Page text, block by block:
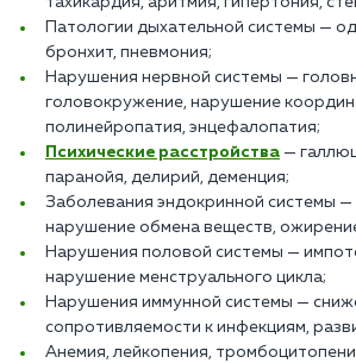
Патологии дыхательной системы —
бронхит, пневмония;
Нарушения нервной системы —
головокружение, нарушение
полинейропатия, энцефалопатия;
Психические расстройства —
паранойя, делирий, деменция;
Заболевания эндокринной системы —
нарушение обмена веществ,
Нарушения половой системы —
нарушение менструального цикла;
Нарушения иммунной системы —
сопротивляемости к инфекциям,
Анемия, лейкопения,